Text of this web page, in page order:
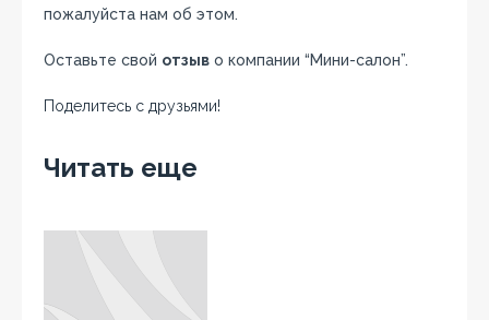
пожалуйста нам об этом.
Оставьте свой отзыв о компании “Мини-салон”.
Поделитесь с друзьями!
Читать еще